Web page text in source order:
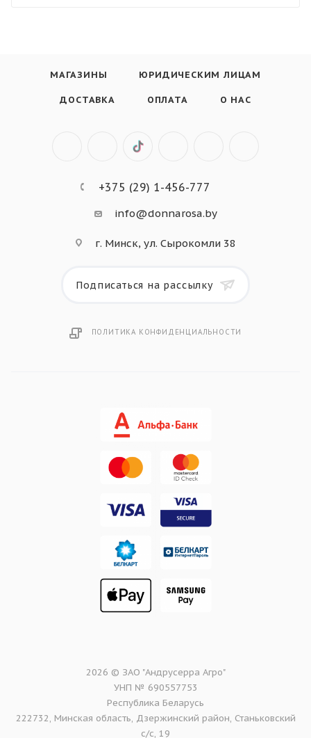
МАГАЗИНЫ ЮРИДИЧЕСКИМ ЛИЦАМ
ДОСТАВКА ОПЛАТА О НАС
+375 (29) 1-456-777
info@donnarosa.by
г. Минск, ул. Сырокомли 38
Подписаться на рассылку
ПОЛИТИКА КОНФИДЕНЦИАЛЬНОСТИ
2026 © ЗАО "Андрусерра Агро"
УНП № 690557753
Республика Беларусь
222732, Минская область, Дзержинский район, Станьковский
с/с, 19